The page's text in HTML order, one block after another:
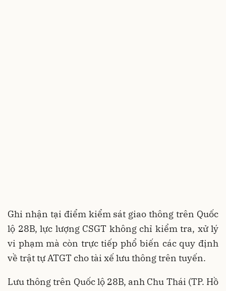
Ghi nhận tại điểm kiểm sát giao thông trên Quốc
lộ 28B, lực lượng CSGT không chỉ kiểm tra, xử lý
vi phạm mà còn trực tiếp phổ biến các quy định
về trật tự ATGT cho tài xế lưu thông trên tuyến.
Lưu thông trên Quốc lộ 28B, anh Chu Thái (TP. Hồ